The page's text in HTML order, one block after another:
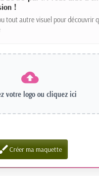
!
tout autre visuel pour découvrir
votre logo ou cliquez ici
Créer ma maquette